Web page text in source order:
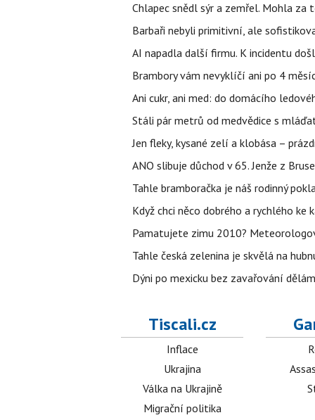
Chlapec snědl sýr a zemřel. Mohla za
Barbaři nebyli primitivní, ale
AI napadla další firmu. K incidentu
Brambory vám nevyklíčí ani po 4
Ani cukr, ani med: do domácího
Stáli pár metrů od medvědice s
Jen fleky, kysané zelí a klobása –
ANO slibuje důchod v 65. Jenže z
Tahle bramboračka je náš rodinný
Když chci něco dobrého a rychlého
Pamatujete zimu 2010?
Tahle česká zelenina je skvělá na
Dýni po mexicku bez zavařování
Tiscali.cz
Inflace
Ukrajina
Válka na Ukrajině
Migrační politika